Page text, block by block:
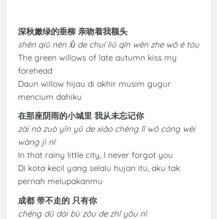
深秋嫩绿的垂柳 亲吻着我额头
shēn qiū nèn lǜ de chuí liǔ qīn wěn zhe wǒ é tóu
The green willows of late autumn kiss my
forehead
Daun willow hijau di akhir musim gugur
mencium dahiku
在那座阴雨的小城里 我从未忘记你
zài nà zuò yīn yǔ de xiǎo chéng lǐ wǒ cóng wèi
wàng jì nǐ
In that rainy little city, I never forgot you
Di kota kecil yang selalu hujan itu, aku tak
pernah melupakanmu
成都 带不走的 只有你
chéng dū dài bù zǒu de zhǐ yǒu nǐ